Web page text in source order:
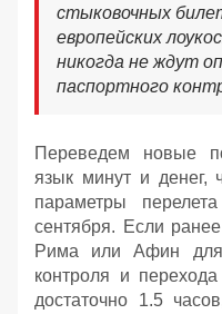
стыковочных
европейских
никогда не ждут
паспортного
Переведем новые
язык минут и денег,
параметры
сентября. Если
Рима или Афин для
контроля и
достаточно 1.5